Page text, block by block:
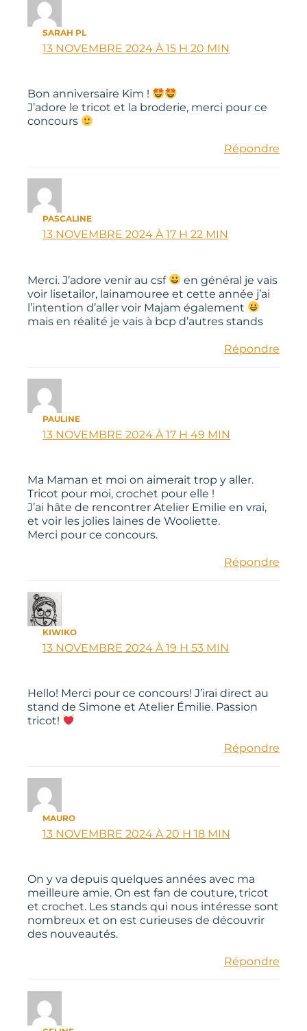
SARAH PL
13 NOVEMBRE 2024 À 15 H 20 MIN
Bon anniversaire Kim !
J’adore le tricot et la broderie, merci pour ce
concours
Répondre
PASCALINE
13 NOVEMBRE 2024 À 17 H 22 MIN
Merci. J’adore venir au csf
en général je vais
voir lisetailor, lainamouree et cette année j’ai
l’intention d’aller voir Majam également
mais en réalité je vais à bcp d’autres stands
Répondre
PAULINE
13 NOVEMBRE 2024 À 17 H 49 MIN
Ma Maman et moi on aimerait trop y aller.
Tricot pour moi, crochet pour elle !
J’ai hâte de rencontrer Atelier Emilie en vrai,
et voir les jolies laines de Wooliette.
Merci pour ce concours.
Répondre
KIWIKO
13 NOVEMBRE 2024 À 19 H 53 MIN
Hello! Merci pour ce concours! J’irai direct au
stand de Simone et Atelier Émilie. Passion
tricot!
Répondre
MAURO
13 NOVEMBRE 2024 À 20 H 18 MIN
On y va depuis quelques années avec ma
meilleure amie. On est fan de couture, tricot
et crochet. Les stands qui nous intéresse sont
nombreux et on est curieuses de découvrir
des nouveautés.
Répondre